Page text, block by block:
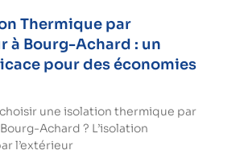
Thermique par
à Bourg-Achard : un
pour des économies
une isolation thermique par
Achard ? L’isolation
l’extérieur